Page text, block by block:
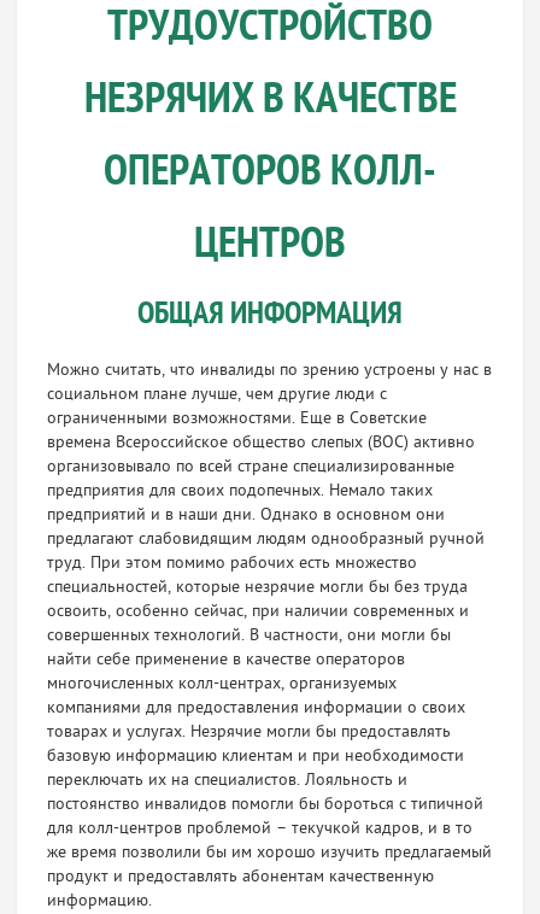
ТРУДОУСТРОЙСТВО
НЕЗРЯЧИХ В КАЧЕСТВЕ
ОПЕРАТОРОВ КОЛЛ-
ЦЕНТРОВ
ОБЩАЯ ИНФОРМАЦИЯ
Можно считать, что инвалиды по зрению устроены у нас в
социальном плане лучше, чем другие люди с
ограниченными возможностями. Еще в Советские
времена Всероссийское общество слепых (ВОС) активно
организовывало по всей стране специализированные
предприятия для своих подопечных. Немало таких
предприятий и в наши дни. Однако в основном они
предлагают слабовидящим людям однообразный ручной
труд. При этом помимо рабочих есть множество
специальностей, которые незрячие могли бы без труда
освоить, особенно сейчас, при наличии современных и
совершенных технологий. В частности, они могли бы
найти себе применение в качестве операторов
многочисленных колл-центрах, организуемых
компаниями для предоставления информации о своих
товарах и услугах. Незрячие могли бы предоставлять
базовую информацию клиентам и при необходимости
переключать их на специалистов. Лояльность и
постоянство инвалидов помогли бы бороться с типичной
для колл-центров проблемой – текучкой кадров, и в то
же время позволили бы им хорошо изучить предлагаемый
продукт и предоставлять абонентам качественную
информацию.